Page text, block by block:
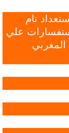
تام
علي